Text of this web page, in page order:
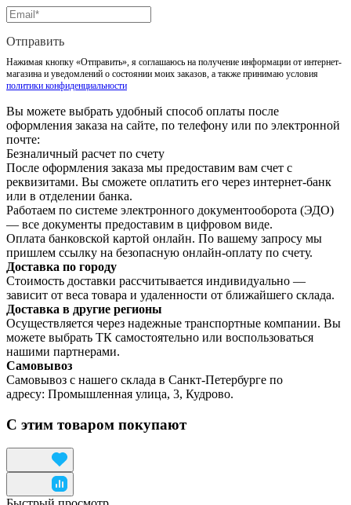
Отправить
Нажимая кнопку «Отправить», я соглашаюсь на получение информации от интернет-
магазина и уведомлений о состоянии моих заказов, а также принимаю условия
политики конфиденциальности
Вы можете выбрать удобный способ оплаты после
оформления заказа на сайте, по телефону или по электронной
почте:
Безналичный расчет по счету
После оформления заказа мы предоставим вам счет с
реквизитами. Вы сможете оплатить его через интернет-банк
или в отделении банка.
Работаем по системе электронного документооборота (ЭДО)
— все документы предоставим в цифровом виде.
Оплата банковской картой онлайн. По вашему запросу мы
пришлем ссылку на безопасную онлайн-оплату по счету.
Доставка по городу
Стоимость доставки рассчитывается индивидуально —
зависит от веса товара и удаленности от ближайшего склада.
Доставка в другие регионы
Осуществляется через надежные транспортные компании. Вы
можете выбрать ТК самостоятельно или воспользоваться
нашими партнерами.
Самовывоз
Самовывоз с нашего склада в Санкт-Петербурге по
адресу: Промышленная улица, 3, Кудрово.
С этим товаром покупают